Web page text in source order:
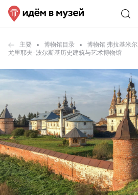
主要 博物馆目录
博物馆 弗拉基米尔
尤里耶夫-波尔斯基历史建筑与艺术博物馆